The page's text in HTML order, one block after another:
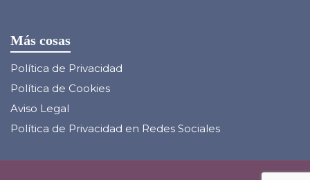
Más cosas
Política de Privacidad
Política de Cookies
Aviso Legal
Política de Privacidad en Redes Sociales